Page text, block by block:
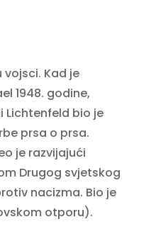
Kad je
1948. godine,
Lichtenfeld bio je
prsa o prsa.
je razvijajući
Drugog svjetskog
nacizma. Bio je
otporu).